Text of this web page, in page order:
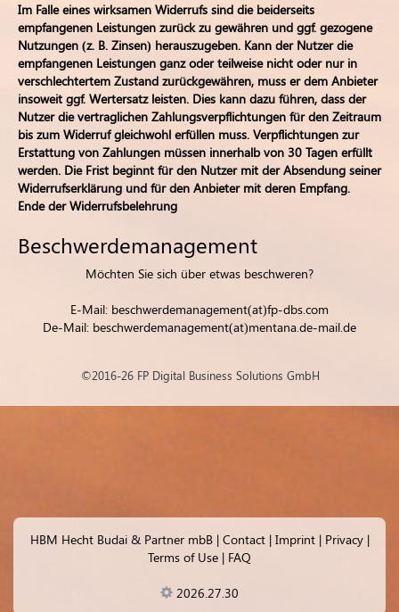
Im Falle eines wirksamen Widerrufs sind die beiderseits
empfangenen Leistungen zurück zu gewähren und ggf. gezogene
Nutzungen (z. B. Zinsen) herauszugeben. Kann der Nutzer die
empfangenen Leistungen ganz oder teilweise nicht oder nur in
verschlechtertem Zustand zurückgewähren, muss er dem Anbieter
insoweit ggf. Wertersatz leisten. Dies kann dazu führen, dass der
Nutzer die vertraglichen Zahlungsverpflichtungen für den Zeitraum
bis zum Widerruf gleichwohl erfüllen muss. Verpflichtungen zur
Erstattung von Zahlungen müssen innerhalb von 30 Tagen erfüllt
werden. Die Frist beginnt für den Nutzer mit der Absendung seiner
Widerrufserklärung und für den Anbieter mit deren Empfang.
Ende der Widerrufsbelehrung
Beschwerdemanagement
Möchten Sie sich über etwas beschweren?
E-Mail: beschwerdemanagement(at)fp-dbs.com
De-Mail: beschwerdemanagement(at)mentana.de-mail.de
©2016-26 FP Digital Business Solutions GmbH
HBM Hecht Budai & Partner mbB| Contact| Imprint| Privacy|
Terms of Use | FAQ
2026.27.30